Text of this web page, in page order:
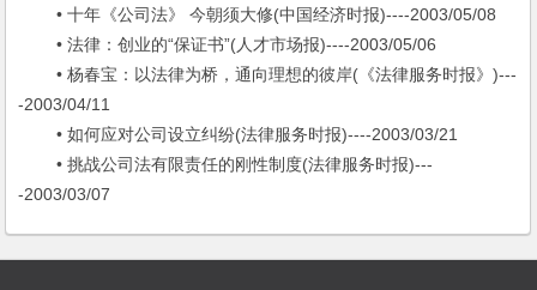
• 十年《公司法》 今朝须大修(中国经济时报)----2003/05/08
• 法律：创业的“保证书”(人才市场报)----2003/05/06
• 杨春宝：以法律为桥，通向理想的彼岸(《法律服务时报》)---
-2003/04/11
• 如何应对公司设立纠纷(法律服务时报)----2003/03/21
• 挑战公司法有限责任的刚性制度(法律服务时报)---
-2003/03/07